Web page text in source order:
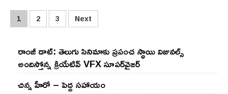
Posts
1 2 3 Next
రాంజీ డాట్: తెలుగు సినిమాకు ప్రపంచ స్థాయి విజువల్స్
అందిస్తోన్న క్రియేటివ్ VFX సూపర్‌వైజర్
చిన్న హీరో – పెద్ద సహాయం